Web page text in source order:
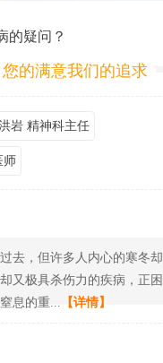
的疑问？
的满意我们的追求
岩 精神科主任
师
去，但许多人内心的寒冬却
又极具杀伤力的疾病，正困
息的重... 【详情】